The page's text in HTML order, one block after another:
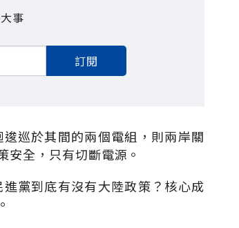
事
訂閱
巡於其間的兩個電組，則兩岸關
安全，只有切斷電源。
黨到底有沒有大陸政策？核心成